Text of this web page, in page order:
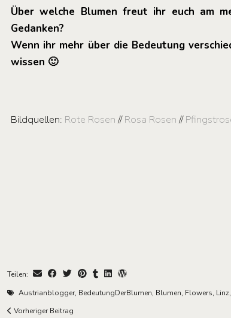
Über welche Blumen freut ihr euch am
Gedanken?
Wenn ihr mehr über die Bedeutung
wissen 🙂
Bildquellen: Rote Rosen//Rosa Rosen//
Teilen:
Austrianblogger, BedeutungDerBlumen, Blumen, Flowers, Linz,
Vorheriger Beitrag